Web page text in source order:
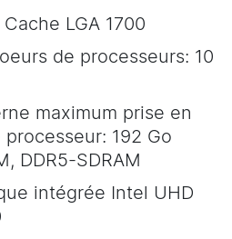
LGA 1700
de processeurs: 10
maximum prise en
192 Go
DDR5-SDRAM
intégrée Intel UHD